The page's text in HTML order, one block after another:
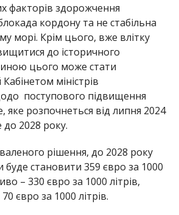
факторів здорожчення
кордону та не стабільна
морі. Крім цього, вже влітку
до історичного
цього може стати
міністрів
поступового підвищення
яке розпочнеться від липня 2024
до 2028 року.
рішення, до 2028 року
буде становити 359 євро за 1000
– 330 євро за 1000 літрів,
євро за 1000 літрів.